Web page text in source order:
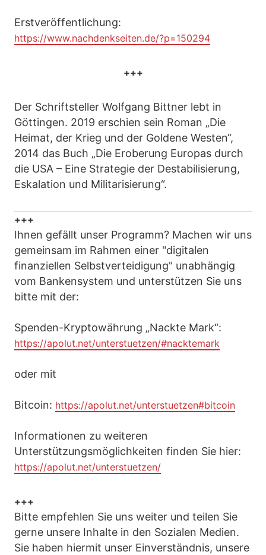
Erstveröffentlichung:
https://www.nachdenkseiten.de/?p=150294
+++
Der Schriftsteller Wolfgang Bittner lebt in
Göttingen. 2019 erschien sein Roman „Die
Heimat, der Krieg und der Goldene Westen“,
2014 das Buch „Die Eroberung Europas durch
die USA – Eine Strategie der Destabilisierung,
Eskalation und Militarisierung“.
+++
Ihnen gefällt unser Programm? Machen wir uns
gemeinsam im Rahmen einer "digitalen
finanziellen Selbstverteidigung" unabhängig
vom Bankensystem und unterstützen Sie uns
bitte mit der:
Spenden-Kryptowährung „Nackte Mark“:
https://apolut.net/unterstuetzen/#nacktemark
oder mit
Bitcoin: https://apolut.net/unterstuetzen#bitcoin
Informationen zu weiteren
Unterstützungsmöglichkeiten finden Sie hier:
https://apolut.net/unterstuetzen/
+++
Bitte empfehlen Sie uns weiter und teilen Sie
gerne unsere Inhalte in den Sozialen Medien.
Sie haben hiermit unser Einverständnis, unsere